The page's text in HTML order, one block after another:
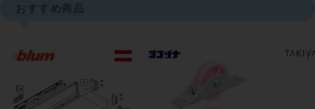
おすすめ商品